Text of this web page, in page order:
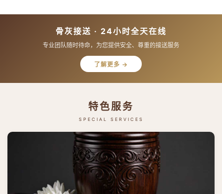
骨灰接送 · 24小时全天在线
专业团队随时待命，为您提供安全、尊重的接送服务
了解更多 →
特色服务
SPECIAL SERVICES